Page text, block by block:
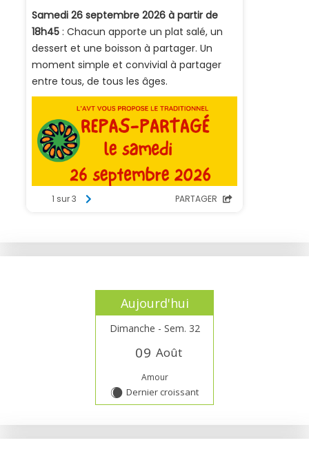
Aujourd'hui
Dimanche - Sem. 32
09 Août
Amour
X Dernier croissant